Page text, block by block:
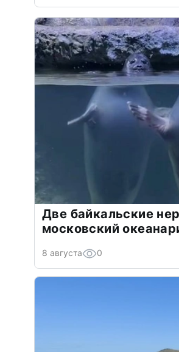
Две байкальские
московский
8 августа 0